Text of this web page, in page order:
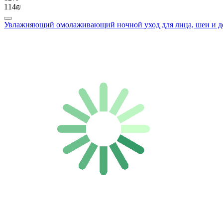
114₪
Увлажняющий омолаживающий ночной уход для лица, шеи и